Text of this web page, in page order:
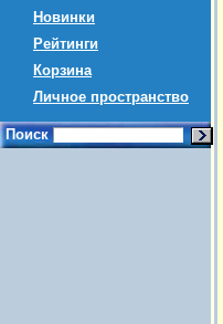
Новинки
Рейтинги
Корзина
Личное пространство
Поиск